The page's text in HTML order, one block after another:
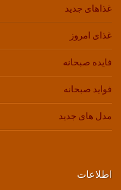
غذاهای جدید
غذای امروز
فایده صبحانه
فواید صبحانه
مدل های جدید
اطلاعات